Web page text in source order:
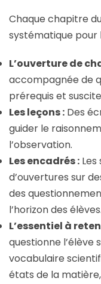
Chaque chapitre
systématique pour
L’ouverture de
accompagnée de
prérequis et
Les leçons : Des
guider le
l’observation.
Les encadrés :
d’ouvertures sur
des
l’horizon des élèves.
L’essentiel à
questionne l’élève
vocabulaire
états de la